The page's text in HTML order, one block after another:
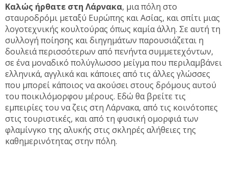
Καλώς ήρθατε στη Λάρνακα, μια πόλη στο
σταυροδρόμι μεταξύ Ευρώπης και Ασίας, και σπίτι μιας
λογοτεχνικής κουλτούρας όπως καμία άλλη. Σε αυτή τη
συλλογή ποίησης και διηγημάτων παρουσιάζεται η
δουλειά περισσότερων από πενήντα συμμετεχόντων,
σε ένα μοναδικό πολύγλωσσο μείγμα που περιλαμβάνει
ελληνικά, αγγλικά και κάποιες από τις άλλες γλώσσες
που μπορεί κάποιος να ακούσει στους δρόμους αυτού
του ποικιλόμορφου μέρους. Εδώ θα βρείτε τις
εμπειρίες του να ζεις στη Λάρνακα, από τις κοινότοπες
στις τουριστικές, και από τη φυσική ομορφιά των
φλαμίνγκο της αλυκής στις σκληρές αλήθειες της
καθημερινότητας στην πόλη.